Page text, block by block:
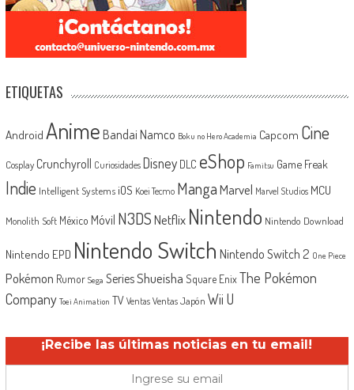
ETIQUETAS
Android Anime Bandai Namco Boku no Hero Academia Capcom Cine
Cosplay Crunchyroll Curiosidades Disney DLC eShop Famitsu Game Freak
Indie Intelligent Systems iOS Koei Tecmo MangaMarvel Marvel Studios MCU
Monolith Soft México Móvil N3DSNetflix Nintendo Nintendo Download
Nintendo EPD Nintendo Switch Nintendo Switch 2 One Piece
Pokémon Rumor Sega SeriesShueisha Square EnixThe Pokémon
Company Toei Animation TV Ventas Ventas Japón Wii U
¡Recibe las últimas noticias en tu email!